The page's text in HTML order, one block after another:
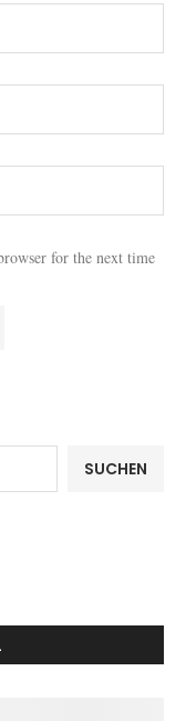
for the next time
SUCHEN